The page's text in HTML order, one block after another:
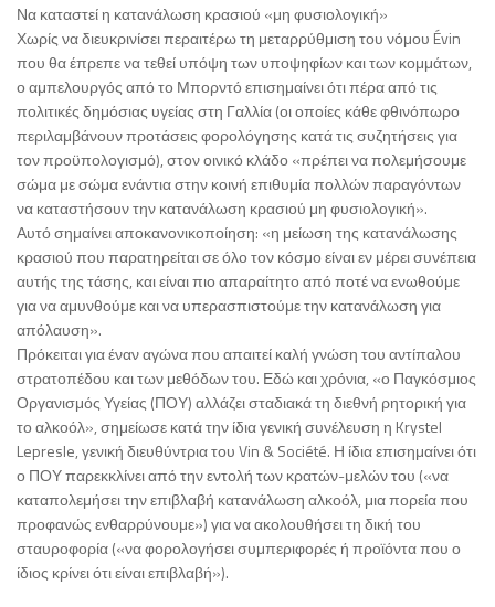
Να καταστεί η κατανάλωση κρασιού «μη φυσιολογική»
Χωρίς να διευκρινίσει περαιτέρω τη μεταρρύθμιση του νόμου Évin
που θα έπρεπε να τεθεί υπόψη των υποψηφίων και των κομμάτων,
ο αμπελουργός από το Μπορντό επισημαίνει ότι πέρα από τις
πολιτικές δημόσιας υγείας στη Γαλλία (οι οποίες κάθε φθινόπωρο
περιλαμβάνουν προτάσεις φορολόγησης κατά τις συζητήσεις για
τον προϋπολογισμό), στον οινικό κλάδο «πρέπει να πολεμήσουμε
σώμα με σώμα ενάντια στην κοινή επιθυμία πολλών παραγόντων
να καταστήσουν την κατανάλωση κρασιού μη φυσιολογική».
Αυτό σημαίνει αποκανονικοποίηση: «η μείωση της κατανάλωσης
κρασιού που παρατηρείται σε όλο τον κόσμο είναι εν μέρει συνέπεια
αυτής της τάσης, και είναι πιο απαραίτητο από ποτέ να ενωθούμε
για να αμυνθούμε και να υπερασπιστούμε την κατανάλωση για
απόλαυση».
Πρόκειται για έναν αγώνα που απαιτεί καλή γνώση του αντίπαλου
στρατοπέδου και των μεθόδων του. Εδώ και χρόνια, «ο Παγκόσμιος
Οργανισμός Υγείας (ΠΟΥ) αλλάζει σταδιακά τη διεθνή ρητορική για
το αλκοόλ», σημείωσε κατά την ίδια γενική συνέλευση η Krystel
Lepresle, γενική διευθύντρια του Vin & Société. Η ίδια επισημαίνει ότι
ο ΠΟΥ παρεκκλίνει από την εντολή των κρατών-μελών του («να
καταπολεμήσει την επιβλαβή κατανάλωση αλκοόλ, μια πορεία που
προφανώς ενθαρρύνουμε») για να ακολουθήσει τη δική του
σταυροφορία («να φορολογήσει συμπεριφορές ή προϊόντα που ο
ίδιος κρίνει ότι είναι επιβλαβή»).